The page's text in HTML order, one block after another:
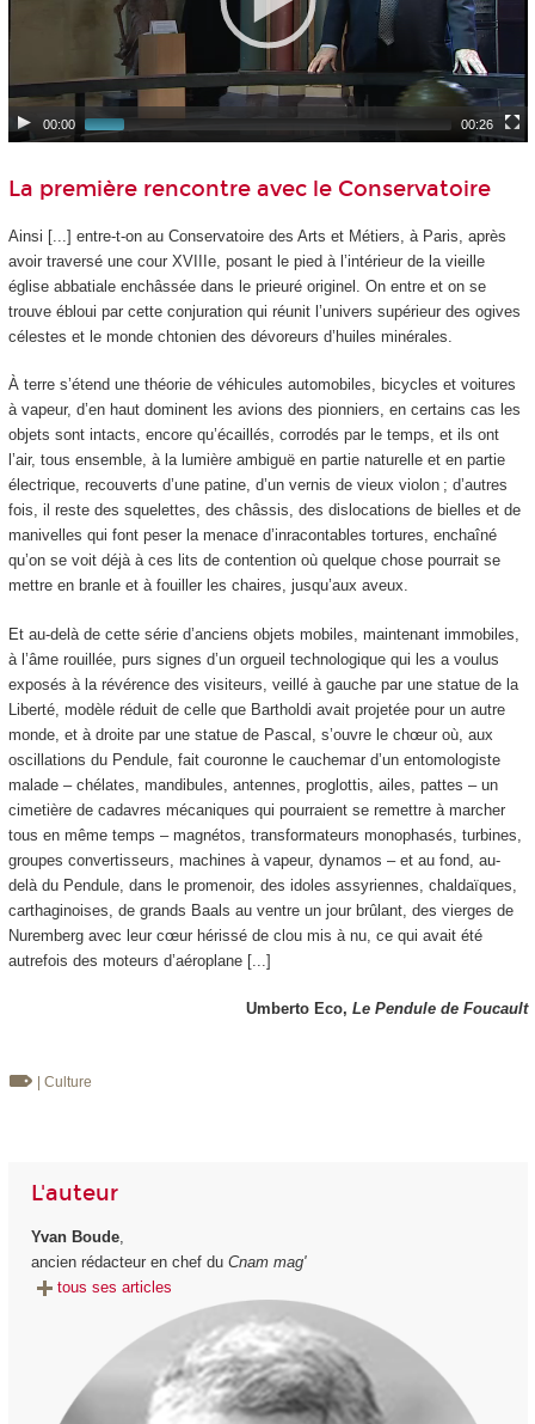
00:00 00:26
La première rencontre avec le Conservatoire
Ainsi [...] entre-t-on au Conservatoire des Arts et Métiers, à Paris, après
avoir traversé une cour XVIIIe, posant le pied à l’intérieur de la vieille
église abbatiale enchâssée dans le prieuré originel. On entre et on se
trouve ébloui par cette conjuration qui réunit l’univers supérieur des ogives
célestes et le monde chtonien des dévoreurs d’huiles minérales.
À terre s’étend une théorie de véhicules automobiles, bicycles et voitures
à vapeur, d’en haut dominent les avions des pionniers, en certains cas les
objets sont intacts, encore qu’écaillés, corrodés par le temps, et ils ont
l’air, tous ensemble, à la lumière ambiguë en partie naturelle et en partie
électrique, recouverts d’une patine, d’un vernis de vieux violon ; d’autres
fois, il reste des squelettes, des châssis, des dislocations de bielles et de
manivelles qui font peser la menace d’inracontables tortures, enchaîné
qu’on se voit déjà à ces lits de contention où quelque chose pourrait se
mettre en branle et à fouiller les chaires, jusqu’aux aveux.
Et au-delà de cette série d’anciens objets mobiles, maintenant immobiles,
à l’âme rouillée, purs signes d’un orgueil technologique qui les a voulus
exposés à la révérence des visiteurs, veillé à gauche par une statue de la
Liberté, modèle réduit de celle que Bartholdi avait projetée pour un autre
monde, et à droite par une statue de Pascal, s’ouvre le chœur où, aux
oscillations du Pendule, fait couronne le cauchemar d’un entomologiste
malade – chélates, mandibules, antennes, proglottis, ailes, pattes – un
cimetière de cadavres mécaniques qui pourraient se remettre à marcher
tous en même temps – magnétos, transformateurs monophasés, turbines,
groupes convertisseurs, machines à vapeur, dynamos – et au fond, au-
delà du Pendule, dans le promenoir, des idoles assyriennes, chaldaïques,
carthaginoises, de grands Baals au ventre un jour brûlant, des vierges de
Nuremberg avec leur cœur hérissé de clou mis à nu, ce qui avait été
autrefois des moteurs d’aéroplane [...]
Umberto Eco, Le Pendule de Foucault
| Culture
L'auteur
Yvan Boude,
ancien rédacteur en chef du Cnam mag'
tous ses articles